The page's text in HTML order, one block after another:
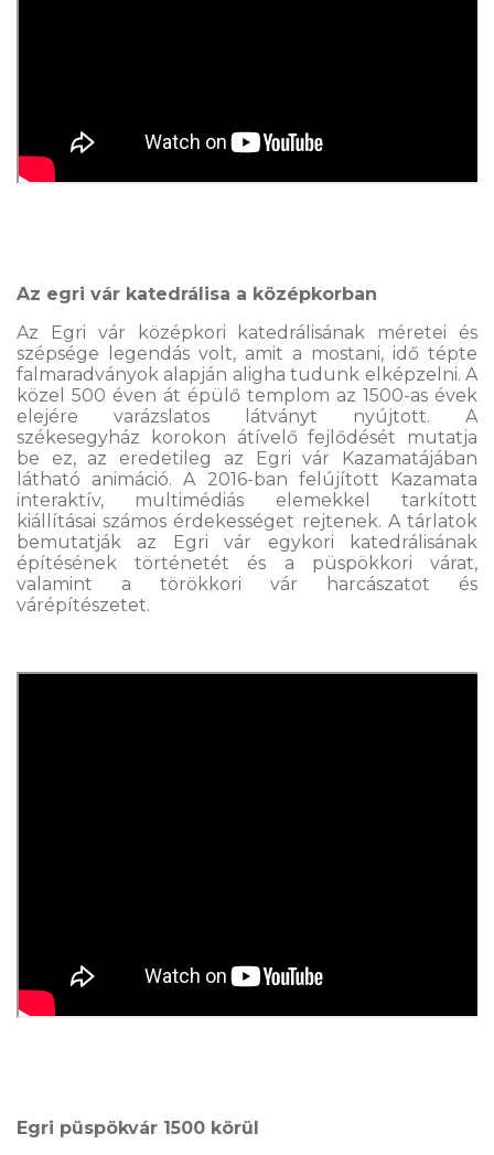
Az egri vár katedrálisa a középkorban
Az Egri vár középkori katedrálisának méretei és
szépsége legendás volt, amit a mostani, idő tépte
falmaradványok alapján aligha tudunk elképzelni. A
közel 500 éven át épülő templom az 1500-as évek
elejére varázslatos látványt nyújtott. A
székesegyház korokon átívelő fejlődését mutatja
be ez, az eredetileg az Egri vár Kazamatájában
látható animáció. A 2016-ban felújított Kazamata
interaktív, multimédiás elemekkel tarkított
kiállításai számos érdekességet rejtenek. A tárlatok
bemutatják az Egri vár egykori katedrálisának
építésének történetét és a püspökkori várat,
valamint a törökkori vár harcászatot és
várépítészetet.
Egri püspökvár 1500 körül